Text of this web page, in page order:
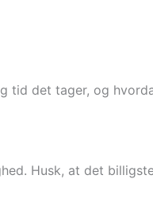
tid det tager, og
Husk, at det